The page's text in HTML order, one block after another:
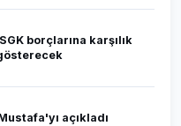
borçlarına karşılık
açıkladı